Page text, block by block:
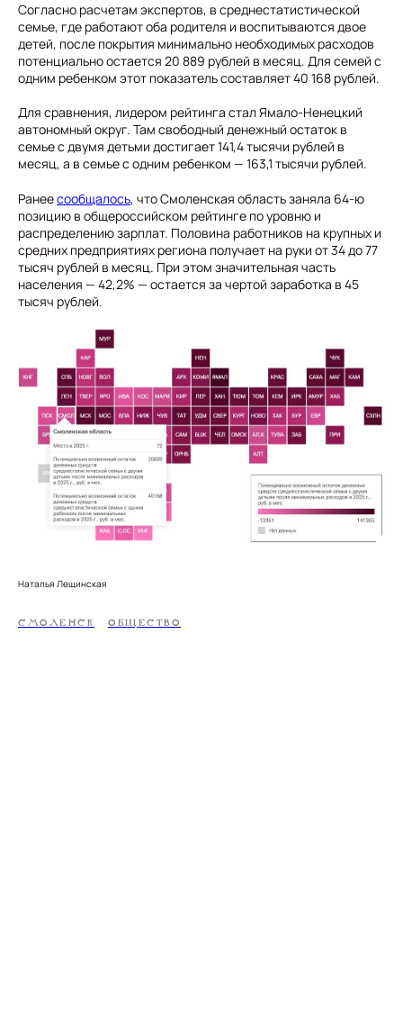
Согласно расчетам экспертов, в среднестатистической
семье, где работают оба родителя и воспитываются двое
детей, после покрытия минимально необходимых расходов
потенциально остается 20 889 рублей в месяц. Для семей с
одним ребенком этот показатель составляет 40 168 рублей.
Для сравнения, лидером рейтинга стал Ямало-Ненецкий
автономный округ. Там свободный денежный остаток в
семье с двумя детьми достигает 141,4 тысячи рублей в
месяц, а в семье с одним ребенком — 163,1 тысячи рублей.
Ранеесообщалось, что Смоленская область заняла 64-ю
позицию в общероссийском рейтинге по уровню и
распределению зарплат. Половина работников на крупных и
средних предприятиях региона получает на руки от 34 до 77
тысяч рублей в месяц. При этом значительная часть
населения — 42,2% — остается за чертой заработка в 45
тысяч рублей.
Наталья Лещинская
СМОЛЕНСК ОБЩЕСТВО